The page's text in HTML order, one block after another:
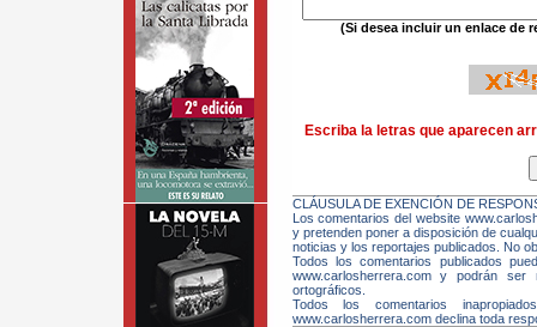
(Si desea incluir un enlace de
Escriba la letras que aparecen
CLÁUSULA DE EXENCIÓN DE
Los comentarios del website
y pretenden poner a disposición de
noticias y los reportajes publicados. No
Todos los comentarios publicados
www.carlosherrera.com y podrán
ortográficos.
Todos los comentarios
www.carlosherrera.com declina toda